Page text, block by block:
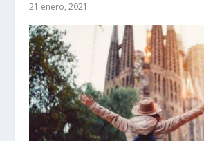
21 enero, 2021